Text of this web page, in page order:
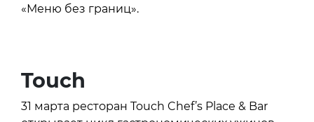
«Меню без границ».
Touch
31 марта ресторан Touch Chef’s Place & Bar